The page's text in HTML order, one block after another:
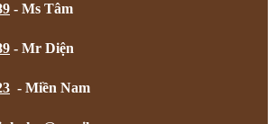
- Ms Tâm
- Mr Diện
- Miền Nam